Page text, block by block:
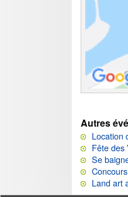
Autres
Location
Fête des
Se
Land art